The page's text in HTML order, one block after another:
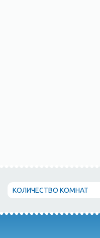
КОЛИЧЕСТВО КОМНАТ